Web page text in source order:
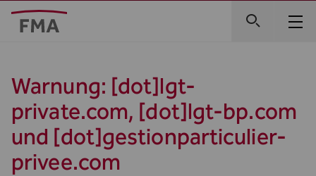
Warnung: [dot]lgt-
private.com, [dot]lgt-bp.com
und [dot]gestionparticulier-
privee.com